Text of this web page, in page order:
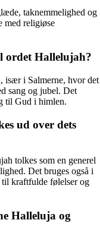
taknemmelighed og
med religiøse
ordet Hallelujah?
især i Salmerne, hvor det
sang og jubel. Det
til Gud i himlen.
ud over dets
tolkes som en generel
Det bruges også i
kraftfulde følelser og
Halleluja og